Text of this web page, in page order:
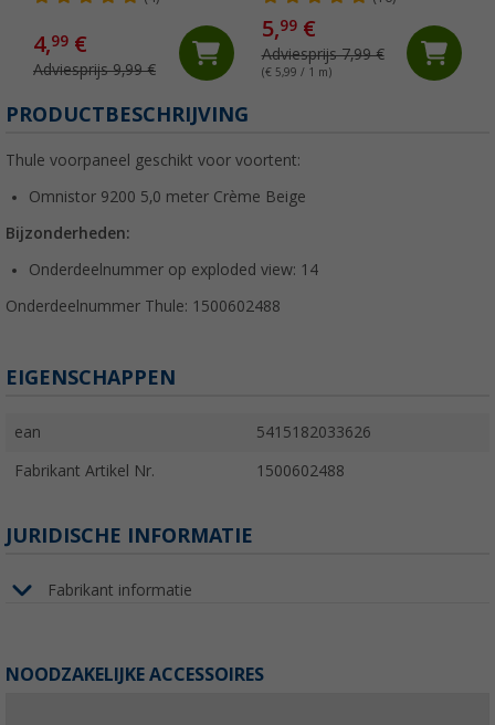
4,99 €
Adviesprijs 9,99 €
5,99€
Adviesprijs 7,99 €
(€ 5,99 / 1 m)
PRODUCTBESCHRIJVING
Thule voorpaneel geschikt voor voortent:
Omnistor 9200 5,0 meter Crème Beige
Bijzonderheden:
Onderdeelnummer op exploded view: 14
Onderdeelnummer Thule: 1500602488
EIGENSCHAPPEN
ean 5415182033626
Fabrikant Artikel Nr. 1500602488
JURIDISCHE INFORMATIE
Fabrikant informatie
NOODZAKELIJKE ACCESSOIRES